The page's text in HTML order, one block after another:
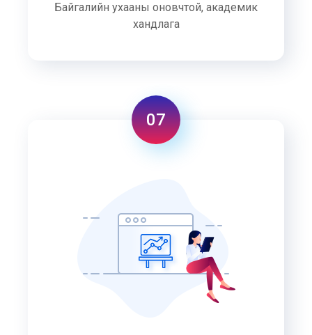
Байгалийн ухааны оновчтой, академик
хандлага
07